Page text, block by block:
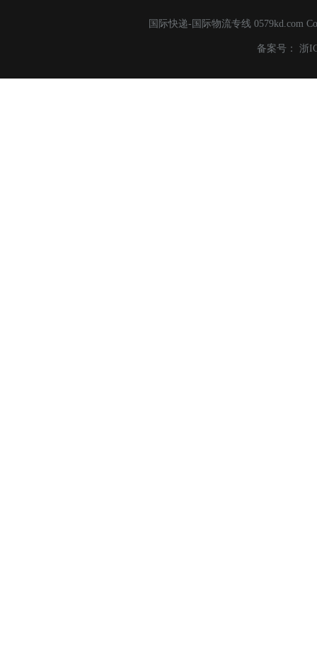
国际快递-国际物流专线 0579kd.com
备案号： 浙